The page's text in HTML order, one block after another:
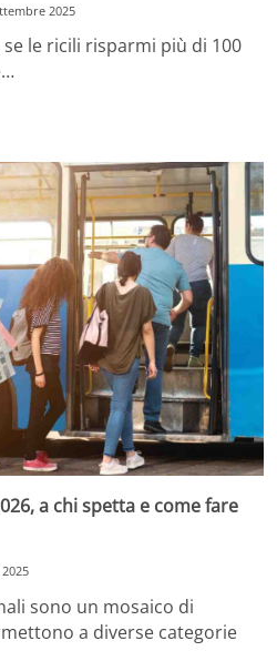
2025
le ricili risparmi più di 100
a chi spetta e come fare
sono un mosaico di
a diverse categorie